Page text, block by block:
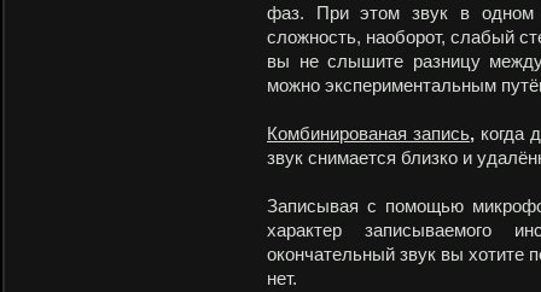
фаз. При этом звук в одном
сложность, наоборот, слабый
вы не слышите разницу
можно экспериментальным
Комбинированая запись, когда
звук снимается близко и
Записывая с помощью
характер записываемого
окончательный звук вы хотите
нет.